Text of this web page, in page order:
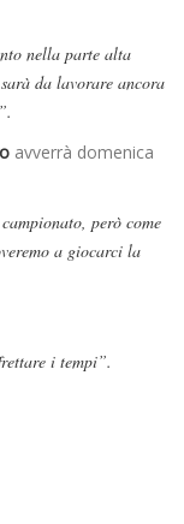
nella parte alta
da lavorare ancora
avverrà domenica
però come
a giocarci la
i tempi”.